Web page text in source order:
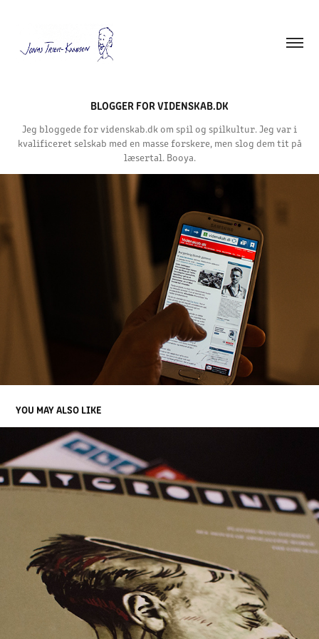
BLOGGER FOR VIDENSKAB.DK
Jeg bloggede for videnskab.dk om spil og spilkultur. Jeg var i
kvalificeret selskab med en masse forskere, men slog dem tit på
læsertal. Booya.
YOU MAY ALSO LIKE
PLAYGROUND MAGAZINE